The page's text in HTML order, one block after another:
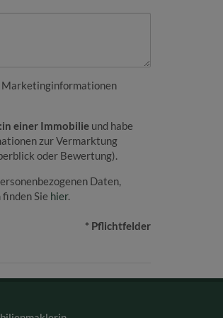
Marketinginformationen
einer Immobilie und habe
zur Vermarktung
oder Bewertung).
Daten,
Sie hier.
* Pflichtfelder